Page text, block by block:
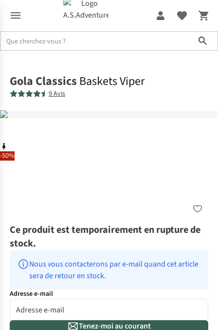
-50%
Gola Classics Baskets Viper
9 Avis
Ce produit est temporairement en rupture de
stock.
Nous vous contacterons par e-mail quand cet article
sera de retour en stock.
Adresse e-mail
Tenez-moi au courant